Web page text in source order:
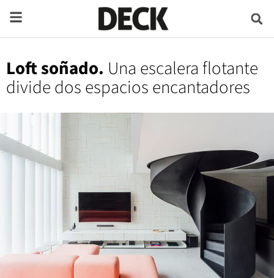
Loft soñado. Una escalera flotante
divide dos espacios encantadores